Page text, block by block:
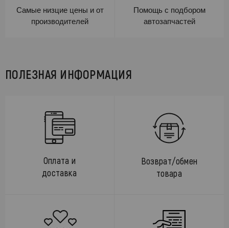
Самые низцие цены и от
производителей
Помощь с подбором
автозапчастей
ПОЛЕЗНАЯ ИНФОРМАЦИЯ
Оплата и
доставка
Возврат/обмен
товара